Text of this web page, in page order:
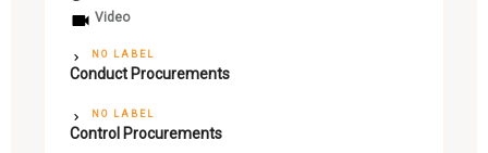
Video
NO LABEL
Conduct Procurements
NO LABEL
Control Procurements